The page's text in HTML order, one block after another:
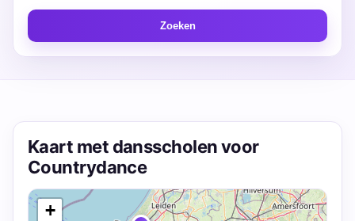
Zoeken
Kaart met dansscholen voor
Countrydance
+